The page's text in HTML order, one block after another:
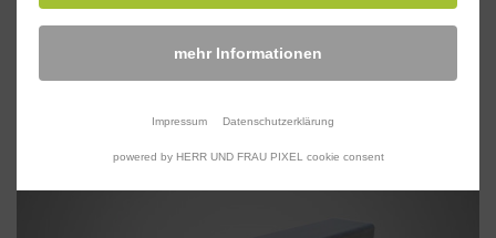
Anfragen
mehr Informationen
Impressum Datenschutzerklärung
powered by HERR UND FRAU PIXEL cookie consent